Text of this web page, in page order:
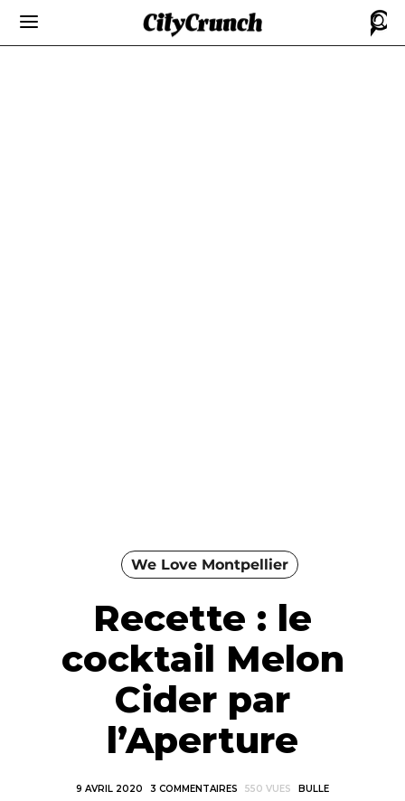
We Love Montpellier
Recette : le
cocktail Melon
Cider par
l’Aperture
9 AVRIL 2020 3 COMMENTAIRES 550 VUES BULLE